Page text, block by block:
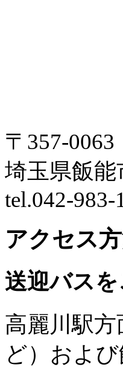
〒357-0063
埼玉県飯能
tel.042-983-
アクセス
送迎バス
高麗川駅
ど）およ